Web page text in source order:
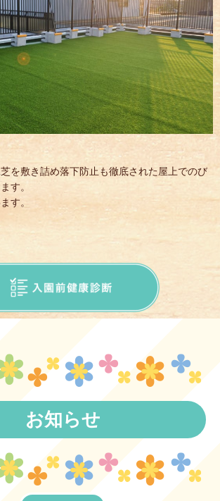
を敷き詰め落下防止も徹底された屋上でのび
す。
す。
お知らせ